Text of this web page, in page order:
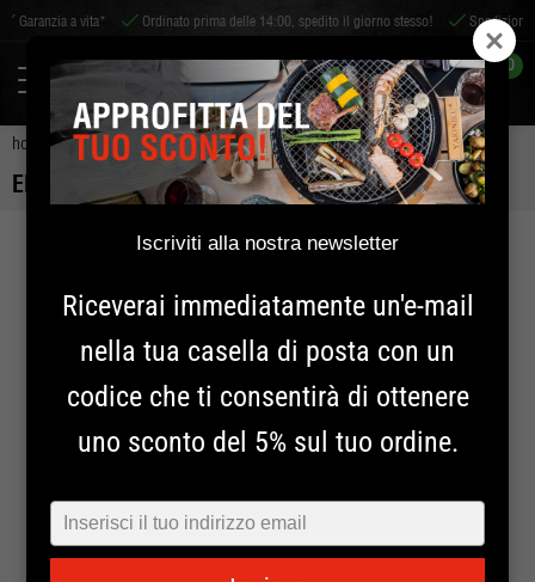
a vita* Ordinato prima delle 14:00, spedito il giorno stesso! Spedizione in tutto il
0
home erbe erbe eldurapi 80 burro alle erbe
ELDURAPI 80 BURRO ALLE ERBE
Iscriviti alla nostra newsletter
Riceverai immediatamente un'e-mail
nella tua casella di posta con un
codice che ti consentirà di ottenere
uno sconto del 5% sul tuo ordine.
Typ
je